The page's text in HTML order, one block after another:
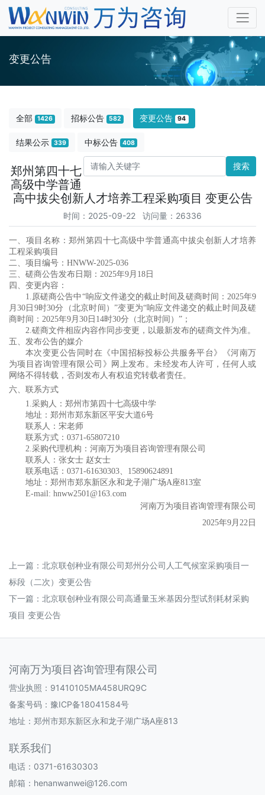
变更公告
全部 1426 招标公告 582 变更公告 94
结果公示 339 中标公告 408
搜索
郑州第四十七
高级中学普通
高中拔尖创新人才培养工程采购项目 变更公告
时间：2025-09-22 访问量：26336
一、项目名称：郑州第四十七高级中学普通高中拔尖创新人才培养
工程采购项目
二、项目编号： HNWW-2025-036
三、磋商公告发布日期： 2025年9月18日
四、变更内容：
1.原磋商公告中“响应文件递交的截止时间及 磋商时间： 2025年9
月30 日 9时30分（北京时间）”变更为“响应文件递交的截止时间及磋
商时间： 2025年9月 30 日 14时30分（北京时间） ”；
2.磋商文件相应内容作同步变更，以最新发布的磋商文件为准。
五、发布公告的媒介
本次变更公告同时在 《中国招标投标公共服务平台》《河南万
为项目咨询管理有限公司》
网上发布。未经发布人许可，任何人或
网络不得转载，否则发布人有权追究转载者责任。
六、联系方式
1.采购人：郑州市第四十七高级中学
地址：郑州市郑东新区平安大道6号
联系人：宋老师
联系方式： 0371-65807210
2.采购代理机构： 河南万为项目咨询管理有限公司
联系人：张女士 赵女士
联系电话： 0371-61630303、15890624891
地址：郑州市郑东新区永和龙子湖广场A座813室
E-mail: hnww2501@163.com
河南万为项目咨询管理有限公司
2025年9月 22 日
上一篇： 北京联创种业有限公司郑州分公司人工气候室采购项目一
标段（二次）变更公告
下一篇： 北京联创种业有限公司高通量玉米基因分型试剂耗材采购
项目 变更公告
河南万为项目咨询管理有限公司
营业执照：91410105MA458URQ9C
备案号码： 豫ICP备18041584号
地址：郑州市郑东新区永和龙子湖广场A座813
联系我们
电话：0371-61630303
邮箱：henanwanwei@126.com